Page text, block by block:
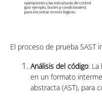
El proceso de prueba SAST
Análisis del código: La
en un formato
abstracta (AST), para